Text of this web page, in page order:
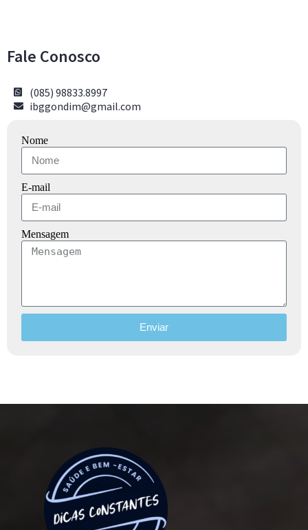
Fale Conosco
(085) 98833.8997
ibggondim@gmail.com
Nome
E-mail
Mensagem
Enviar